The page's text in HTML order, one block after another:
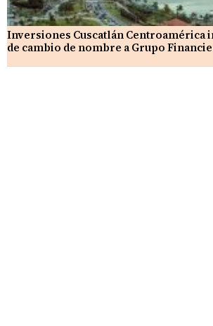
Inversiones Cuscatlán Centroamérica
de cambio de nombre a Grupo